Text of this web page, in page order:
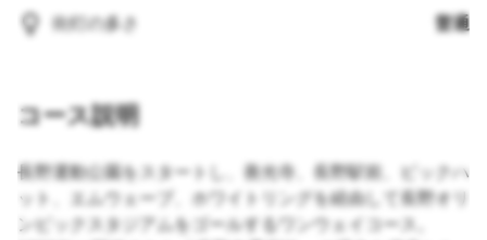
街灯の多さ 普通
コース説明
長野運動公園をスタートし、善光寺、長野駅前、ビックハ
ット、エムウェーブ、ホワイトリングを経由して長野オリ
ンピックスタジアムをゴールするワンウェイコース。